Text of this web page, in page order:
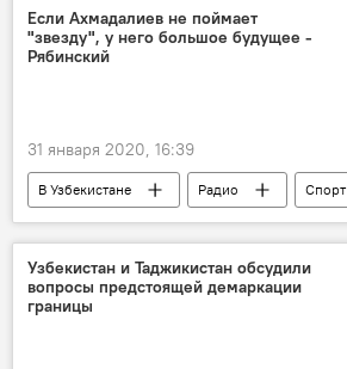
Министерство энергетики Узбекистана
Если Ахмадалиев не поймает
"звезду", у него большое будущее -
Рябинский
31 января 2020, 16:39
В Узбекистане Радио
Спорт
Узбекистан
Бокс
Узбекистан и Таджикистан обсудили
вопросы предстоящей демаркации
границы